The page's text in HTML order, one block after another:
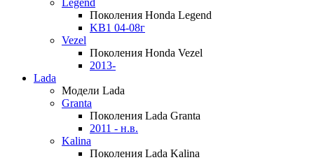
Legend
Поколения Honda Legend
KB1 04-08г
Vezel
Поколения Honda Vezel
2013-
Lada
Модели Lada
Granta
Поколения Lada Granta
2011 - н.в.
Kalina
Поколения Lada Kalina